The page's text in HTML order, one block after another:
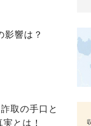
響は？
取の手口と
とは！